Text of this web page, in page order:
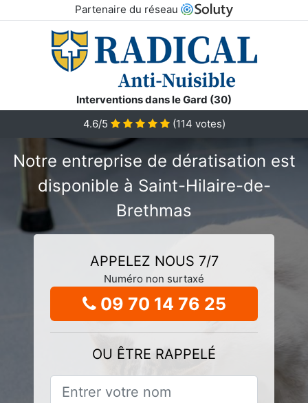
Partenaire du réseau
Interventions dans le Gard (30)
4.6/5
(114 votes)
Notre entreprise de dératisation est
disponible à Saint-Hilaire-de-
Brethmas
APPELEZ NOUS 7/7
Numéro non surtaxé
09 70 14 76 25
OU ÊTRE RAPPELÉ